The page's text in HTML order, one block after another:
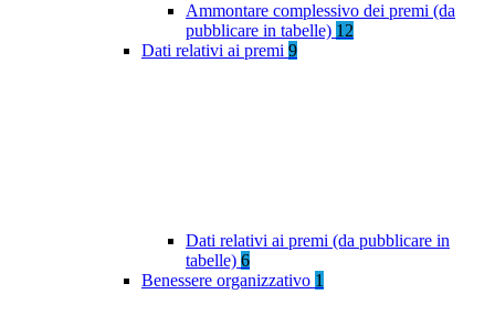
Ammontare complessivo dei premi (da
pubblicare in tabelle) 12
Dati relativi ai premi 9
Dati relativi ai premi (da pubblicare in
tabelle) 6
Benessere organizzativo 1